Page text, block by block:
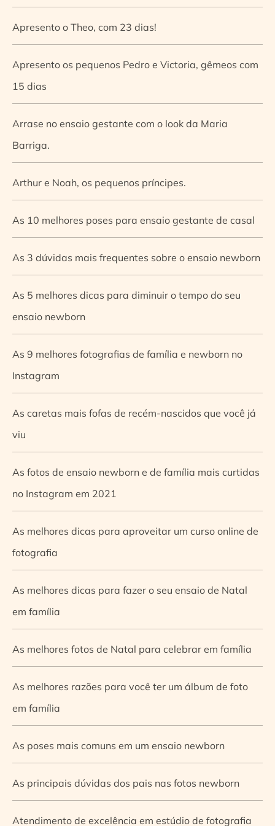
Apresento o Theo, com 23 dias!
Apresento os pequenos Pedro e Victoria, gêmeos com
15 dias
Arrase no ensaio gestante com o look da Maria
Barriga.
Arthur e Noah, os pequenos príncipes.
As 10 melhores poses para ensaio gestante de casal
As 3 dúvidas mais frequentes sobre o ensaio newborn
As 5 melhores dicas para diminuir o tempo do seu
ensaio newborn
As 9 melhores fotografias de família e newborn no
Instagram
As caretas mais fofas de recém-nascidos que você já
viu
As fotos de ensaio newborn e de família mais curtidas
no Instagram em 2021
As melhores dicas para aproveitar um curso online de
fotografia
As melhores dicas para fazer o seu ensaio de Natal
em família
As melhores fotos de Natal para celebrar em família
As melhores razões para você ter um álbum de foto
em família
As poses mais comuns em um ensaio newborn
As principais dúvidas dos pais nas fotos newborn
Atendimento de excelência em estúdio de fotografia